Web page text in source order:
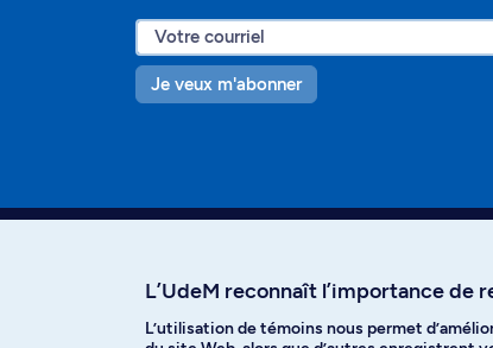
Je veux m'abonner
Facebook Instagram
L’UdeM reconnaît l’importance de
L’utilisation de témoins nous permet